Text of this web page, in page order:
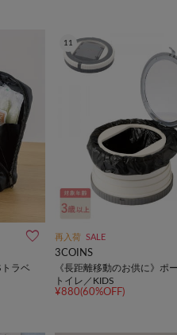
ラベ
11
再入荷 SALE
3COINS
《長距離移動のお供に》ポ
トイレ／KIDS
¥880(60%OFF)